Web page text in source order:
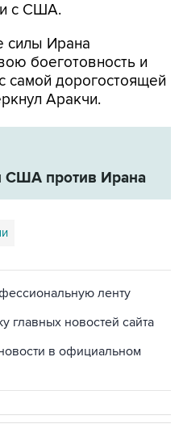
Ирана
самой дорогостоящей
Аракчи.
против Ирана
главных новостей сайта
в официальном